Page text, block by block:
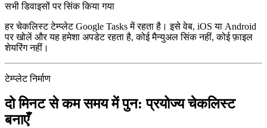
सभी डिवाइसों पर सिंक किया गया
हर चेकलिस्ट टेम्प्लेट Google Tasks में रहता है। इसे वेब, iOS या Android
पर खोलें और यह हमेशा अपडेट रहता है, कोई मैन्युअल सिंक नहीं, कोई फ़ाइल
शेयरिंग नहीं।
टेम्प्लेट निर्माण
दो मिनट से कम समय में पुन: प्रयोज्य चेकलिस्ट
बनाएँ